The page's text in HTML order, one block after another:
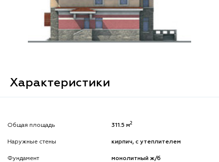
Характеристики
Общая площадь 311.5 м2
Наружные стены кирпич, с утеплителем
Фундамент монолитный ж/б